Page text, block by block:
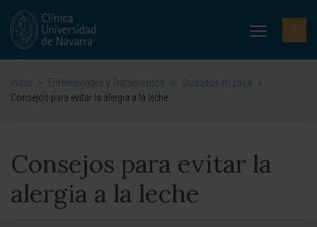
Inicio > Enfermedades y Tratamientos > Cuidados en casa
>
Consejos para evitar la alergia a la leche
Consejos para evitar la
alergia a la leche